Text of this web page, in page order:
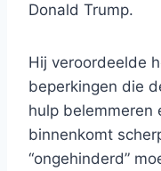
Donald Trump.
Hij veroordeelde
beperkingen die
hulp belemmeren
binnenkomt
“ongehinderd”